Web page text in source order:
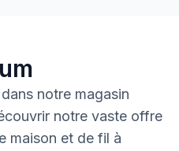
notre magasin
notre vaste offre
maison et de fil à